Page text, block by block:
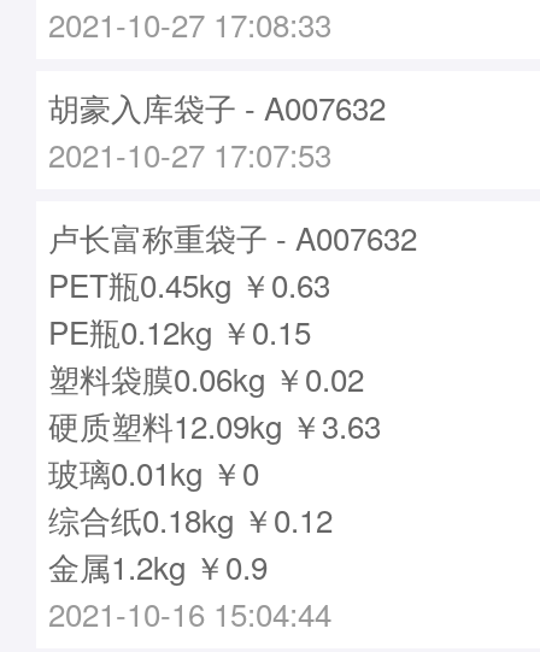
2021-10-27 17:08:33
胡豪入库袋子 - A007632
2021-10-27 17:07:53
卢长富称重袋子 - A007632
PET瓶0.45kg ￥0.63
PE瓶0.12kg ￥0.15
塑料袋膜0.06kg ￥0.02
硬质塑料12.09kg ￥3.63
玻璃0.01kg ￥0
综合纸0.18kg ￥0.12
金属1.2kg ￥0.9
2021-10-16 15:04:44